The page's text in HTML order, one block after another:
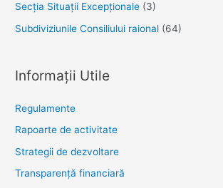
Secția Situații Excepționale (3)
Subdiviziunile Consiliului raional (64)
Informații Utile
Regulamente
Rapoarte de activitate
Strategii de dezvoltare
Transparenţă financiară